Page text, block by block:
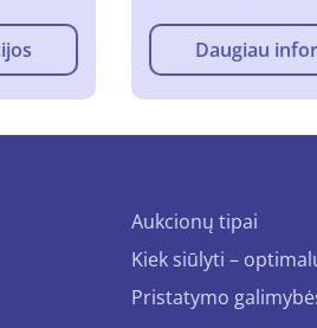
Daugiau
Aukcionų tipai
Kiek siūlyti –
Pristatymo